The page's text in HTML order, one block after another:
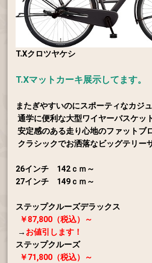
T.Xクロツヤケシ
T.Xマットカーキ展示してます。
またぎやすいのにスポーティなカジュ
通学に便利な大型ワイヤーバスケッ
安定感のある走り心地のファットブ
クラシックでお洒落なビッグテリー
26インチ 142ｃｍ～
27インチ 149ｃｍ～
ステップクルーズデラックス
￥87,800（税込）～
→ お値引します！
ステップクルーズ
￥71,800（税込）～